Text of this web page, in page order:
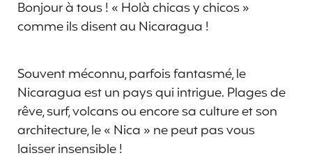
Bonjour à tous ! « Holà chicas y chicos »
comme ils disent au Nicaragua !
Souvent méconnu, parfois fantasmé, le
Nicaragua est un pays qui intrigue. Plages de
rêve, surf, volcans ou encore sa culture et son
architecture, le « Nica » ne peut pas vous
laisser insensible !